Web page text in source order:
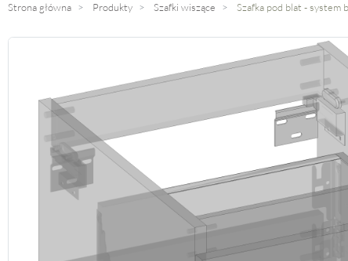
Strona główna Produkty Szafki wiszące Szafka pod blat - system